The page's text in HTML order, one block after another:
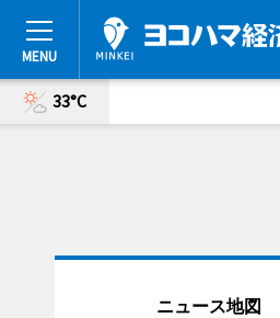
33°C
ニュース地図